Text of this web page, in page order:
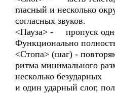
гласный и несколько
согласных звуков.
<Пауза> - пропуск
Функционально
<Стопа> (шаг) -
ритма минимального
несколько безударных
и один ударный слог,